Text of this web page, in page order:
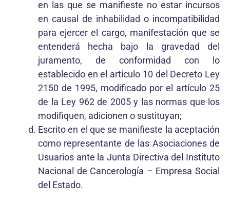
en las que se manifieste no estar incursos
en causal de inhabilidad o incompatibilidad
para ejercer el cargo, manifestación que se
entenderá hecha bajo la gravedad del
juramento, de conformidad con lo
establecido en el artículo 10 del Decreto Ley
2150 de 1995, modificado por el artículo 25
de la Ley 962 de 2005 y las normas que los
modifiquen, adicionen o sustituyan;
Escrito en el que se manifieste la aceptación
como representante de las Asociaciones de
Usuarios ante la Junta Directiva del Instituto
Nacional de Cancerología – Empresa Social
del Estado.